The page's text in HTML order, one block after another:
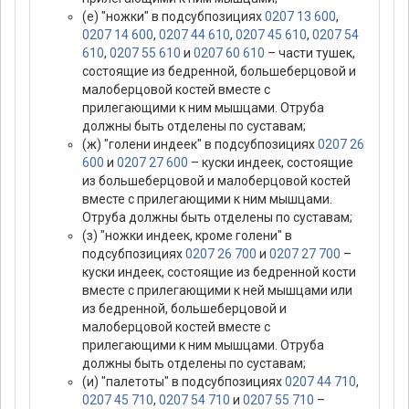
(е) "ножки" в подсубпозициях0207 13 600,
0207 14 600, 0207 44 610, 0207 45 610, 0207 54
610, 0207 55 610 и 0207 60 610 – части тушек,
состоящие из бедренной, большеберцовой и
малоберцовой костей вместе с
прилегающими к ним мышцами. Отруба
должны быть отделены по суставам;
(ж) "голени индеек" в подсубпозициях0207 26
600 и 0207 27 600 – куски индеек, состоящие
из большеберцовой и малоберцовой костей
вместе с прилегающими к ним мышцами.
Отруба должны быть отделены по суставам;
(з) "ножки индеек, кроме голени" в
подсубпозициях0207 26 700 и 0207 27 700 –
куски индеек, состоящие из бедренной кости
вместе с прилегающими к ней мышцами или
из бедренной, большеберцовой и
малоберцовой костей вместе с
прилегающими к ним мышцами. Отруба
должны быть отделены по суставам;
(и) "палетоты" в подсубпозициях0207 44 710,
0207 45 710, 0207 54 710 и 0207 55 710 –